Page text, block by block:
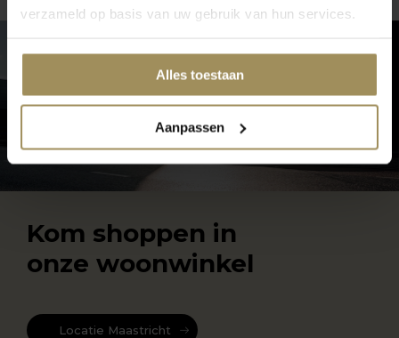
verzameld op basis van uw gebruik van hun services.
Alles toestaan
Aanpassen
Kom shoppen in
onze woonwinkel
Locatie Maastricht